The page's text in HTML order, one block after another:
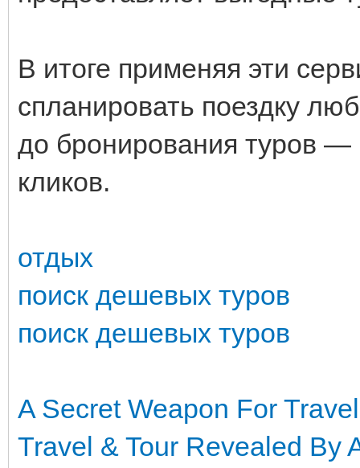
В итоге применяя эти
спланировать поездку
до бронирования туров —
кликов.
отдых
поиск дешевых туров
поиск дешевых туров
A Secret Weapon For
Travel & Tour Revealed By